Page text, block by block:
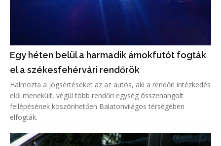
Egy héten belül a harmadik ámokfutót fogták
el a székesfehérvári rendőrök
Halmozta a jogsértéseket az az autós, aki a rendőri intézkedés
elől menekült, végül több rendőri egység összehangolt
fellépésének köszönhetően Balatonvilágos térségében
elfogták.